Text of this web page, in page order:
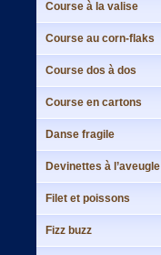
Course à la valise
Course au corn-flaks
Course dos à dos
Course en cartons
Danse fragile
Devinettes à l’aveugle
Filet et poissons
Fizz buzz